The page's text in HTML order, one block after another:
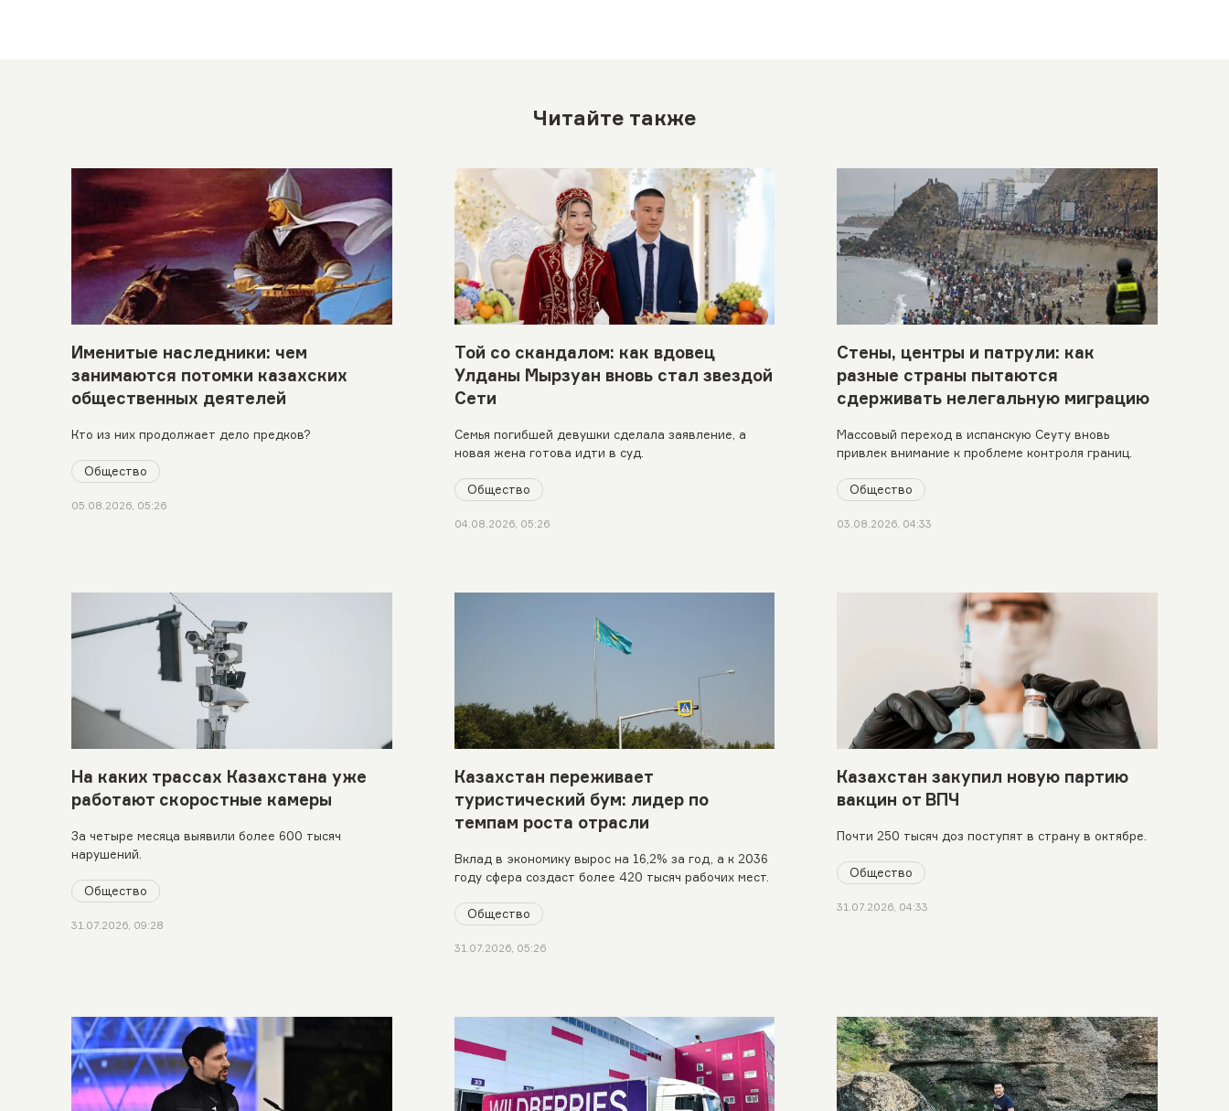
Читайте также
Именитые наследники: чем
занимаются потомки казахских
общественных деятелей
Кто из них продолжает дело предков?
Общество
05.08.2026, 05:26
Той со скандалом: как вдовец
Улданы Мырзуан вновь стал звездой
Сети
Семья погибшей девушки сделала заявление, а
новая жена готова идти в суд.
Общество
04.08.2026, 05:26
Стены, центры и патрули: как
разные страны пытаются
сдерживать нелегальную миграцию
Массовый переход в испанскую Сеуту вновь
привлек внимание к проблеме контроля границ.
Общество
03.08.2026, 04:33
На каких трассах Казахстана уже
работают скоростные камеры
За четыре месяца выявили более 600 тысяч
нарушений.
Общество
31.07.2026, 09:28
Казахстан переживает
туристический бум: лидер по
темпам роста отрасли
Вклад в экономику вырос на 16,2% за год, а к 2036
году сфера создаст более 420 тысяч рабочих мест.
Общество
31.07.2026, 05:26
Казахстан закупил новую партию
вакцин от ВПЧ
Почти 250 тысяч доз поступят в страну в октябре.
Общество
31.07.2026, 04:33